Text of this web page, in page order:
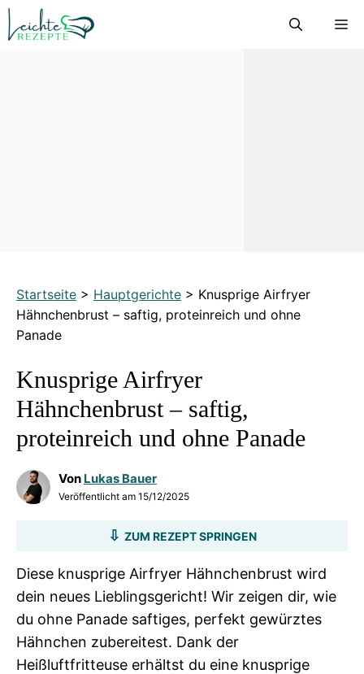
Zum
Inhalt
Startseite > Hauptgerichte > Knusprige Airfryer
Hähnchenbrust – saftig, proteinreich und ohne
Panade
Knusprige Airfryer
Hähnchenbrust – saftig,
proteinreich und ohne Panade
Von Lukas Bauer
Veröffentlicht am 15/12/2025
ZUM REZEPT SPRINGEN
Diese knusprige Airfryer Hähnchenbrust wird
dein neues Lieblingsgericht! Wir zeigen dir, wie
du ohne Panade saftiges, perfekt gewürztes
Hähnchen zubereitest. Dank der
Heißluftfritteuse erhältst du eine knusprige